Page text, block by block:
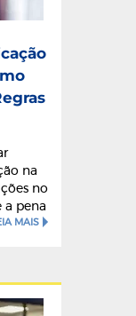
na
no
a pena
MAIS